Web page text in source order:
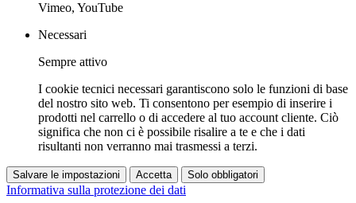
Vimeo, YouTube
Necessari
Sempre attivo
I cookie tecnici necessari garantiscono solo le funzioni di base
del nostro sito web. Ti consentono per esempio di inserire i
prodotti nel carrello o di accedere al tuo account cliente. Ciò
significa che non ci è possibile risalire a te e che i dati
risultanti non verranno mai trasmessi a terzi.
Salvare le impostazioni Accetta Solo obbligatori
Informativa sulla protezione dei dati